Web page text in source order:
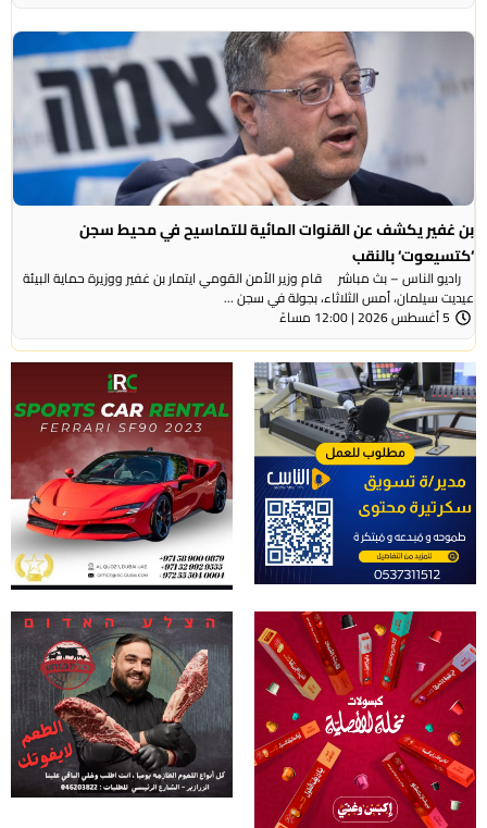
بن غفير يكشف عن القنوات المائية للتماسيح في محيط سجن
‘كتسيعوت‘ بالنقب
راديو الناس – بث مباشر قام وزير الأمن القومي ايتمار بن غفير ووزيرة حماية البيئة
عيديت سيلمان، أمس الثلاثاء، بجولة في سجن ...
5 أغسطس 2026 | 12:00 مساءً